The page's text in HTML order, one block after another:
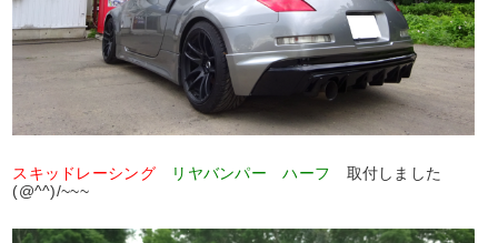
スキッドレーシング リヤバンパー ハーフ 取付しました
(@^^)/~~~